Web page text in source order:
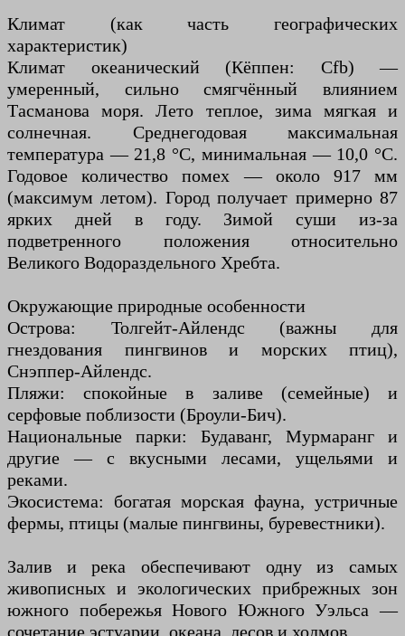
Климат (как часть географических
характеристик)
Климат океанический (Кёппен: Cfb) —
умеренный, сильно смягчённый влиянием
Тасманова моря. Лето теплое, зима мягкая и
солнечная. Среднегодовая максимальная
температура — 21,8 °С, минимальная — 10,0 °С.
Годовое количество помех — около 917 мм
(максимум летом). Город получает примерно 87
ярких дней в году. Зимой суши из-за
подветренного положения относительно
Великого Водораздельного Хребта.
Окружающие природные особенности
Острова: Толгейт-Айлендс (важны для
гнездования пингвинов и морских птиц),
Снэппер-Айлендс.
Пляжи: спокойные в заливе (семейные) и
серфовые поблизости (Броули-Бич).
Национальные парки: Будаванг, Мурмаранг и
другие — с вкусными лесами, ущельями и
реками.
Экосистема: богатая морская фауна, устричные
фермы, птицы (малые пингвины, буревестники).
Залив и река обеспечивают одну из самых
живописных и экологических прибрежных зон
южного побережья Нового Южного Уэльса —
сочетание эстуарии, океана, лесов и холмов.